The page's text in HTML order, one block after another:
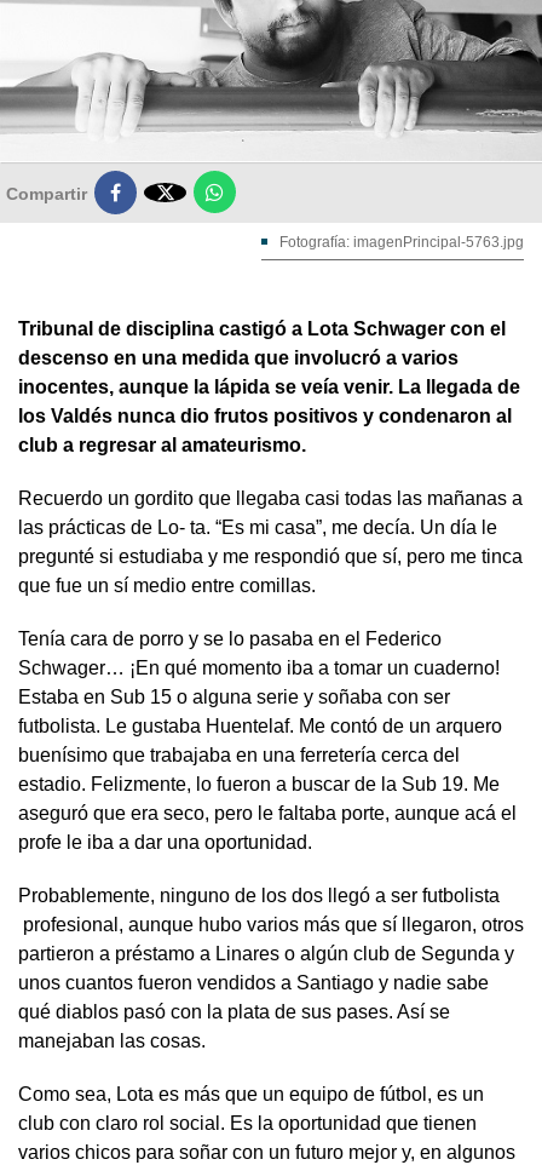
Compartir 
Fotografía: imagenPrincipal-5763.jpg
Tribunal de disciplina castigó a Lota Schwager con el
descenso en una medida que involucró a varios
inocentes, aunque la lápida se veía venir. La llegada de
los Valdés nunca dio frutos positivos y condenaron al
club a regresar al amateurismo.
Recuerdo un gordito que llegaba casi todas las mañanas a
las prácticas de Lo- ta. “Es mi casa”, me decía. Un día le
pregunté si estudiaba y me respondió que sí, pero me tinca
que fue un sí medio entre comillas.
Tenía cara de porro y se lo pasaba en el Federico
Schwager… ¡En qué momento iba a tomar un cuaderno!
Estaba en Sub 15 o alguna serie y soñaba con ser
futbolista. Le gustaba Huentelaf. Me contó de un arquero
buenísimo que trabajaba en una ferretería cerca del
estadio. Felizmente, lo fueron a buscar de la Sub 19. Me
aseguró que era seco, pero le faltaba porte, aunque acá el
profe le iba a dar una oportunidad.
Probablemente, ninguno de los dos llegó a ser futbolista
profesional, aunque hubo varios más que sí llegaron, otros
partieron a préstamo a Linares o algún club de Segunda y
unos cuantos fueron vendidos a Santiago y nadie sabe
qué diablos pasó con la plata de sus pases. Así se
manejaban las cosas.
Como sea, Lota es más que un equipo de fútbol, es un
club con claro rol social. Es la oportunidad que tienen
varios chicos para soñar con un futuro mejor y, en algunos